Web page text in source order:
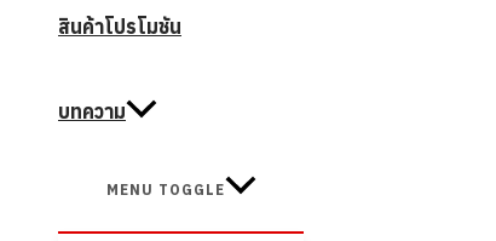
สินค้าโปรโมชัน
บทความ
MENU TOGGLE